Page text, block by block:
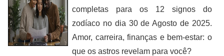
completas para os 12 signos do
zodíaco no dia 30 de Agosto de 2025.
Amor, carreira, finanças e bem-estar: o
que os astros revelam para você?